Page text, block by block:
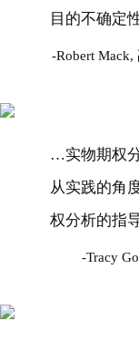
目的不确定
Robert
…实物期权
从实践的角
权分析的指
Tracy